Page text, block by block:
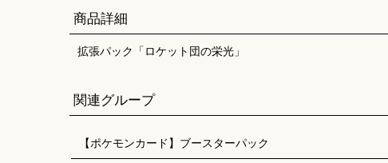
商品詳細
拡張パック「ロケット団の栄光」
関連グループ
【ポケモンカード】ブースターパック